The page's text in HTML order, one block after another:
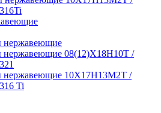
нержавеющие
нержавеющие 08(12)Х18Н10Т /
нержавеющие 10Х17Н13М2Т /
Ti